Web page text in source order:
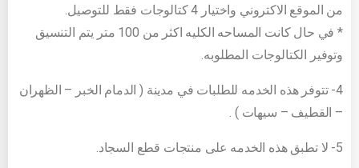
من الموقع الاكتروني واختيار 4 كتالوجات فقط للتوصيل.
* في حال كانت المساحه الكليه اكثر من 100 متر يتم التنسيق
وتوفير الكتالوجات المطلوبه.
4- تتوفر هذه الخدمه للطلبات في مدينة ( الدمام الخبر – الظهران
– القطيف – سيهات ) .
5- لا تطبق هذه الخدمه على منتجات قطع السجاد.